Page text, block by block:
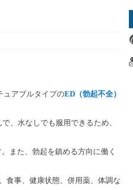
ュアブルタイプのED（勃起不全）
、水なしでも服用できるため、
また、勃起を鎮める方向に働く
食事、健康状態、併用薬、体調な